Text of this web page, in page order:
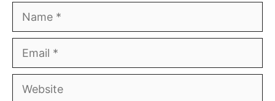
Name
Email
Website